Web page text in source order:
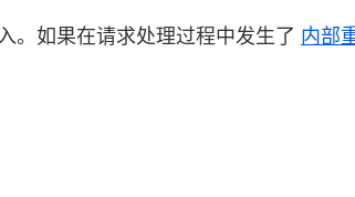
。如果在请求处理过程中发生了 内部